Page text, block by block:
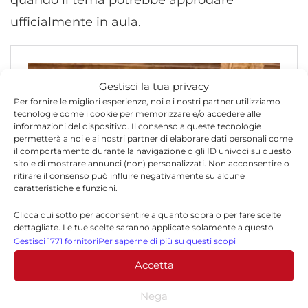
Gestisci la tua privacy
Per fornire le migliori esperienze, noi e i nostri partner utilizziamo
tecnologie come i cookie per memorizzare e/o accedere alle
informazioni del dispositivo. Il consenso a queste tecnologie
permetterà a noi e ai nostri partner di elaborare dati personali come
il comportamento durante la navigazione o gli ID univoci su questo
sito e di mostrare annunci (non) personalizzati. Non acconsentire o
ritirare il consenso può influire negativamente su alcune
caratteristiche e funzioni.
Clicca qui sotto per acconsentire a quanto sopra o per fare scelte
dettagliate. Le tue scelte saranno applicate solamente a questo
sito. È possibile modificare le impostazioni in qualsiasi momento,
compreso il ritiro del consenso, utilizzando i pulsanti della Cookie
Policy o cliccando sul pulsante di gestione del consenso nella parte
inferiore dello schermo.
Gestisci 1771 fornitoriPer saperne di più su questi scopi
Accetta
Nega
ufficialmente in aula.